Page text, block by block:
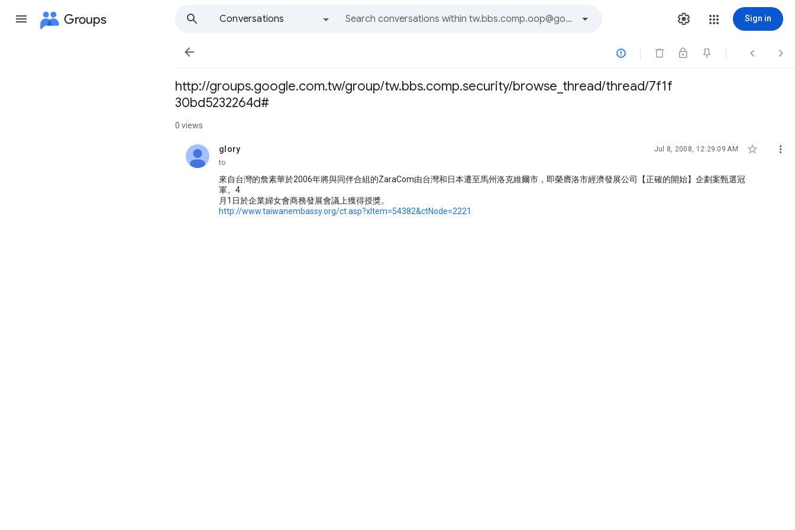
Groups
Conversations
Sign in
   
http://groups.google.com.tw/group/tw.bbs.comp.security/browse_thread/thread/7f1f
30bd5232264d#
0 views
glory
unread, Jul 8, 2008, 12:29:09 AM  
to
來自台灣的詹素華於2006年將與同伴合組的ZaraCom由台灣和日本遷至馬州洛克維爾市，即榮膺洛市經濟發展公司【正確的開始】企劃案甄選冠
軍。4
月1日於企業婦女會商務發展會議上獲得授獎。
http://www.taiwanembassy.org/ct.asp?xItem=54382&ctNode=2221